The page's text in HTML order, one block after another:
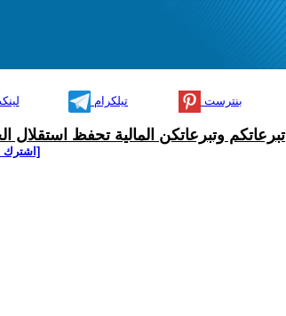
تيلكرام بنترست
تبرعاتكم وتبرعاتكن المالية تحفظ استقلال
[اشترك